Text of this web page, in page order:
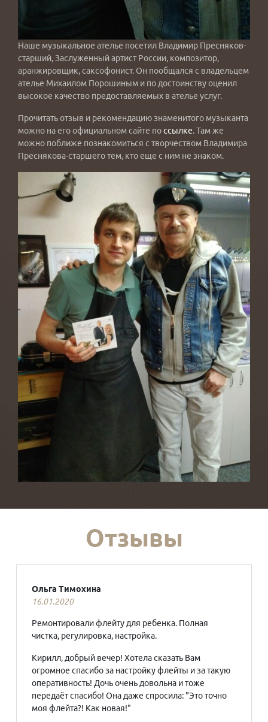
Наше музыкальное ателье посетил Владимир Пресняков-
старший, Заслуженный артист России, композитор,
аранжировщик, саксофонист. Он пообщался с владельцем
ателье Михаилом Порошиным и по достоинству оценил
высокое качество предоставляемых в ателье услуг.
Прочитать отзыв и рекомендацию знаменитого музыканта
можно на его официальном сайте поссылке. Там же
можно поближе познакомиться с творчеством Владимира
Преснякова-старшего тем, кто еще с ним не знаком.
Отзывы
Ольга Тимохина
16.01.2020
Ремонтировали флейту для ребенка. Полная
чистка, регулировка, настройка.
Кирилл, добрый вечер! Хотела сказать Вам
огромное спасибо за настройку флейты и за такую
оперативность! Дочь очень довольна и тоже
передаёт спасибо! Она даже спросила: "Это точно
моя флейта?! Как новая!"